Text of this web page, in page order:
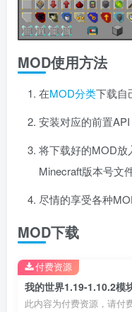
MOD使用方法
在MOD分类下载自
安装对应的前置API
将下载好的MOD放
Minecraft版本号文
尽情的享受各种
MOD下载
此内容为付费资源，请付
付费资源